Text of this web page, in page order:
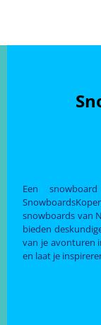
Een
snowboards van
bieden
van je avonturen
en laat je